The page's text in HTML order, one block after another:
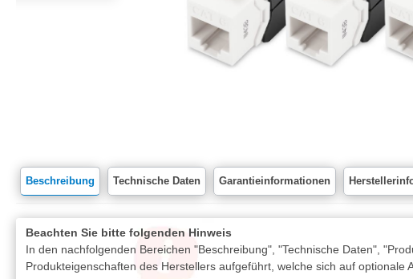
Beschreibung Technische Daten Garantieinformationen
Beachten Sie bitte folgenden Hinweis
In den nachfolgenden Bereichen "Beschreibung", "Technische Daten",
Produkteigenschaften des Herstellers aufgeführt, welche sich auf